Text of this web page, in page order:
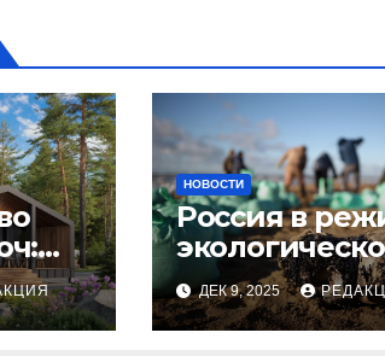
НОВОСТИ
Россия в
износа
ДЕК 9, 2025